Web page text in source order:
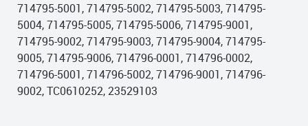
714795-5001, 714795-5002, 714795-5003, 714795-
5004, 714795-5005, 714795-5006, 714795-9001,
714795-9002, 714795-9003, 714795-9004, 714795-
9005, 714795-9006, 714796-0001, 714796-0002,
714796-5001, 714796-5002, 714796-9001, 714796-
9002, TC0610252, 23529103